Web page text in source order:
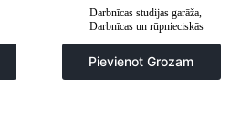
Darbnīcas studijas garāža,
Darbnīcas un rūpnieciskās
Pievienot Grozam